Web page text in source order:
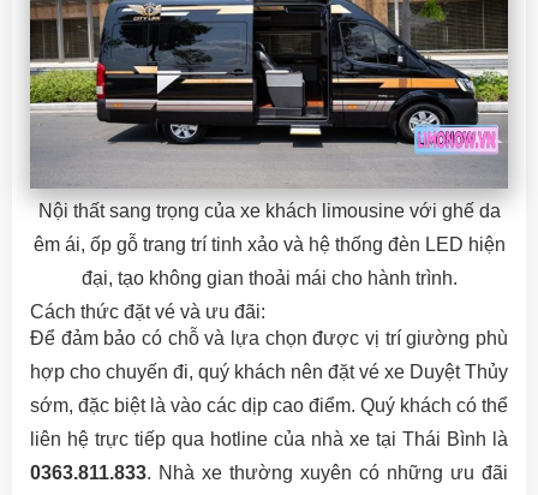
Nội thất sang trọng của xe khách limousine với ghế da
êm ái, ốp gỗ trang trí tinh xảo và hệ thống đèn LED hiện
đại, tạo không gian thoải mái cho hành trình.
Cách thức đặt vé và ưu đãi:
Để đảm bảo có chỗ và lựa chọn được vị trí giường phù
hợp cho chuyến đi, quý khách nên đặt vé xe Duyệt Thủy
sớm, đặc biệt là vào các dịp cao điểm. Quý khách có thể
liên hệ trực tiếp qua hotline của nhà xe tại Thái Bình là
0363.811.833. Nhà xe thường xuyên có những ưu đãi